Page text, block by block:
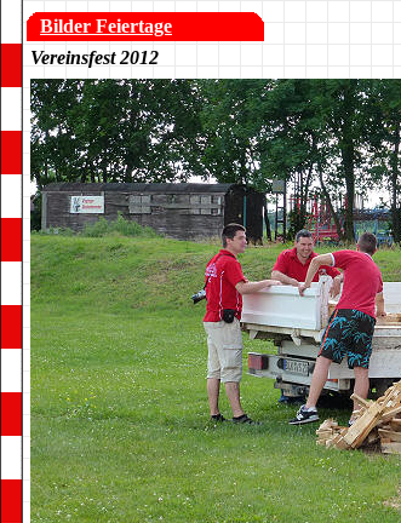
Bilder Feiertage
Vereinsfest 2012